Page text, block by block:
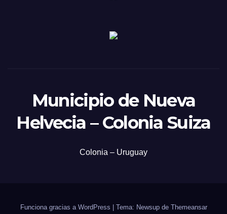
Municipio de Nueva
Helvecia – Colonia Suiza
Colonia – Uruguay
Funciona gracias a WordPress Tema: Newsup de Themeansar